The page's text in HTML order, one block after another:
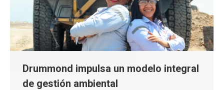
Drummond impulsa un modelo integral
de gestión ambiental